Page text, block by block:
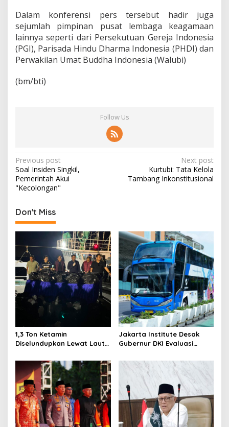
Dalam konferensi pers tersebut hadir juga
sejumlah pimpinan pusat lembaga keagamaan
lainnya seperti dari Persekutuan Gereja Indonesia
(PGI), Parisada Hindu Dharma Indonesia (PHDI) dan
Perwakilan Umat Buddha Indonesia (Walubi)
(bm/bti)
Follow Us
P
o
s
t
n
a
v
i
g
a
t
o
n
Previous post
Soal Insiden Singkil,
Pemerintah Akui
"Kecolongan"
Next post
Kurtubi: Tata Kelola
Tambang Inkonstitusional
Don't Miss
1,3 Ton Ketamin
Diselundupkan Lewat Laut
Ditangkap
Jakarta Institute Desak
Gubernur DKI Evaluasi
Penumpang Diturunkan